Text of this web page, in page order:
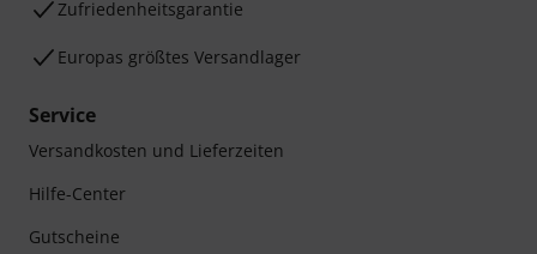
Zufriedenheitsgarantie
Europas größtes Versandlager
Service
Versandkosten und Lieferzeiten
Hilfe-Center
Gutscheine